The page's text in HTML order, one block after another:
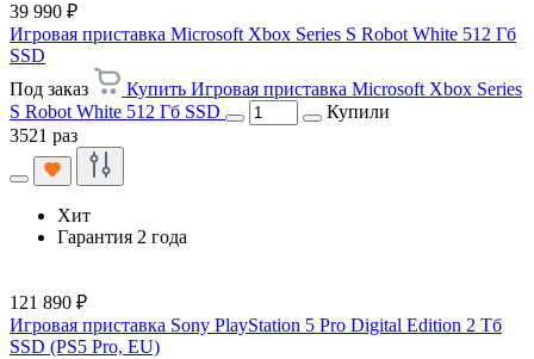
39 990 ₽
Игровая приставка Microsoft Xbox Series S Robot White 512 Гб
SSD
Под заказ
Купить Игровая приставка Microsoft Xbox Series
S Robot White 512 Гб SSD
Купили
3521 раз
Хит
Гарантия 2 года
121 890 ₽
Игровая приставка Sony PlayStation 5 Pro Digital Edition 2 Тб
SSD (PS5 Pro, EU)